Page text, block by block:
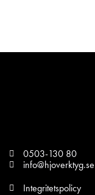
0503-130 80
info@hjoverktyg.se
Integritetspolicy